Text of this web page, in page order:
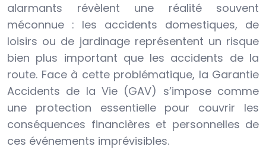
alarmants révèlent une réalité souvent
méconnue : les accidents domestiques, de
loisirs ou de jardinage représentent un risque
bien plus important que les accidents de la
route. Face à cette problématique, la Garantie
Accidents de la Vie (GAV) s’impose comme
une protection essentielle pour couvrir les
conséquences financières et personnelles de
ces événements imprévisibles.